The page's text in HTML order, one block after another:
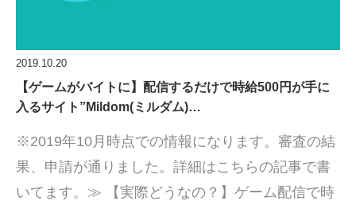
2019.10.20
【ゲームがバイトに】配信するだけで時給500円が手に
入るサイト”Mildom(ミルダム)…
※2019年10月時点での情報になります。審査の結
果、申請が通りました。詳細はこちらの記事で書
いてます。≫ 【実際どうなの？】ゲーム配信で時